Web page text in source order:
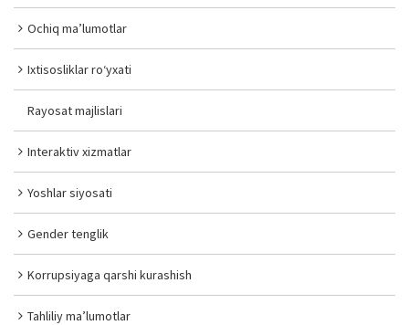
Ochiq ma’lumotlar
Ixtisosliklar ro‘yxati
Rayosat majlislari
Interaktiv xizmatlar
Yoshlar siyosati
Gender tenglik
Korrupsiyaga qarshi kurashish
Tahliliy ma’lumotlar